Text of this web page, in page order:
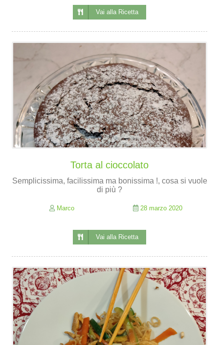
Vai alla Ricetta
Torta al cioccolato
Semplicissima, facilissima ma bonissima !, cosa si vuole
di più ?
Marco 28 marzo 2020
Vai alla Ricetta